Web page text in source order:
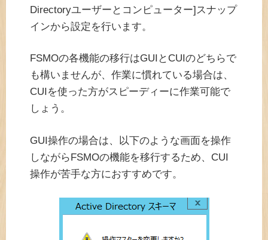
Directoryユーザーとコンピューター]スナップ
インから設定を行います。
FSMOの各機能の移行はGUIとCUIのどちらで
も構いませんが、作業に慣れている場合は、
CUIを使った方がスピーディーに作業可能で
しょう。
GUI操作の場合は、以下のような画面を操作
しながらFSMOの機能を移行するため、CUI
操作が苦手な方におすすめです。